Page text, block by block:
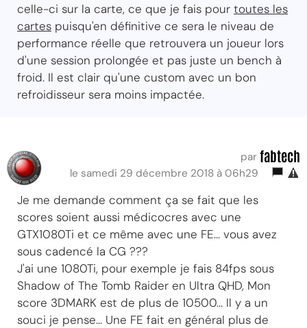
celle-ci sur la carte, ce que je fais pour toutes les
cartes puisqu'en définitive ce sera le niveau de
performance réelle que retrouvera un joueur lors
d'une session prolongée et pas juste un bench à
froid. Il est clair qu'une custom avec un bon
refroidisseur sera moins impactée.
par fabtech
le samedi 29 décembre 2018 à 06h29
Je me demande comment ça se fait que les
scores soient aussi médicocres avec une
GTX1080Ti et ce même avec une FE... vous avez
sous cadencé la CG ???
J'ai une 1080Ti, pour exemple je fais 84fps sous
Shadow of The Tomb Raider en Ultra QHD, Mon
score 3DMARK est de plus de 10500... Il y a un
souci je pense... Une FE fait en général plus de